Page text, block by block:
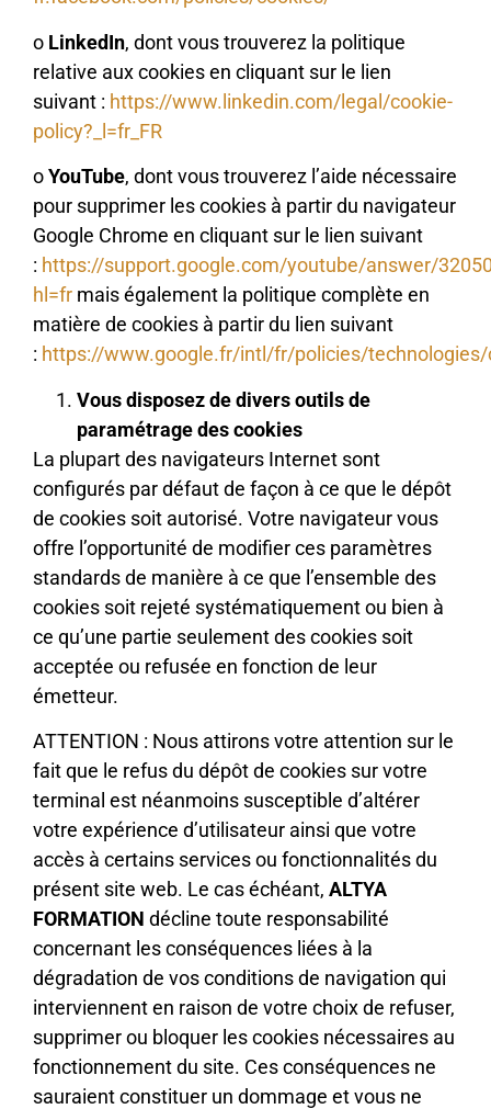
o LinkedIn, dont vous trouverez la politique
relative aux cookies en cliquant sur le lien
suivant : https://www.linkedin.com/legal/cookie-
policy?_l=fr_FR
oYouTube, dont vous trouverez l’aide nécessaire
pour supprimer les cookies à partir du navigateur
Google Chrome en cliquant sur le lien suivant
: https://support.google.com/youtube/answer/
hl=fr mais également la politique complète en
matière de cookies à partir du lien suivant
: https://www.google.fr/intl/fr/policies/
Vous disposez de divers outils de
paramétrage des cookies
La plupart des navigateurs Internet sont
configurés par défaut de façon à ce que le dépôt
de cookies soit autorisé. Votre navigateur vous
offre l’opportunité de modifier ces paramètres
standards de manière à ce que l’ensemble des
cookies soit rejeté systématiquement ou bien à
ce qu’une partie seulement des cookies soit
acceptée ou refusée en fonction de leur
émetteur.
ATTENTION : Nous attirons votre attention sur le
fait que le refus du dépôt de cookies sur votre
terminal est néanmoins susceptible d’altérer
votre expérience d’utilisateur ainsi que votre
accès à certains services ou fonctionnalités du
présent site web. Le cas échéant, ALTYA
FORMATION décline toute responsabilité
concernant les conséquences liées à la
dégradation de vos conditions de navigation qui
interviennent en raison de votre choix de refuser,
supprimer ou bloquer les cookies nécessaires au
fonctionnement du site. Ces conséquences ne
sauraient constituer un dommage et vous ne